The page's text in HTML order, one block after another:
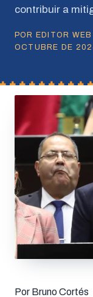
contribuir a
POR EDITOR
OCTUBRE DE
Por Bruno Cortés